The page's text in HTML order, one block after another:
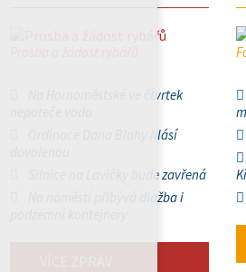
Na Hornoměstské ve čtvrtek
Ordinace Dana Blahy hlásí
Silnice na Lavičky bude zavřená
Na náměstí přibývá dlažba i